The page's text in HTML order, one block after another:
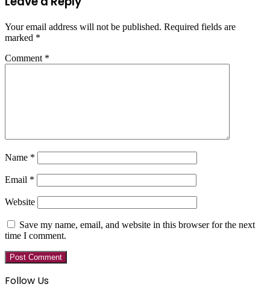
Your email address will not be published. Required fields are
marked *
Comment *
Name *
Email *
Website
Save my name, email, and website in this browser for the next
time I comment.
Follow Us